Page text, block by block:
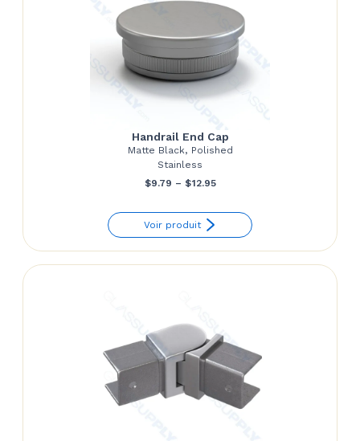
Handrail End Cap
Matte Black, Polished
Stainless
$9.79 – $12.95Price
through
Voir produit